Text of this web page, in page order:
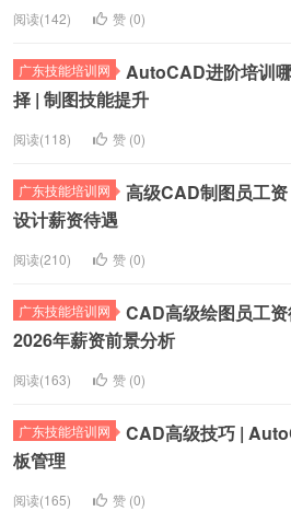
阅读(142) 赞 (0)
广东技能培训网
AutoCAD进阶培训
择 | 制图技能提升
阅读(118) 赞 (0)
广东技能培训网
高级CAD制图员工
设计薪资待遇
阅读(210) 赞 (0)
广东技能培训网
CAD高级绘图员工
2026年薪资前景分析
阅读(163) 赞 (0)
广东技能培训网
CAD高级技巧 |
板管理
阅读(165) 赞 (0)